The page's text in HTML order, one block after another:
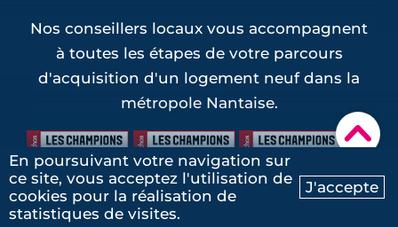
Ma recherche Contactez-nous
▾
Nos conseillers locaux vous accompagnent
à toutes les étapes de votre parcours
d'acquisition d'un logement neuf dans la
métropole Nantaise.
En poursuivant votre navigation sur
ce site, vous acceptez l'utilisation de
cookies pour la réalisation de
statistiques de visites.
J'accepte